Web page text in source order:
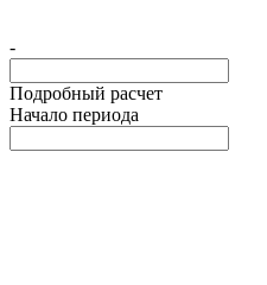
-
Подробный расчет
Начало периода